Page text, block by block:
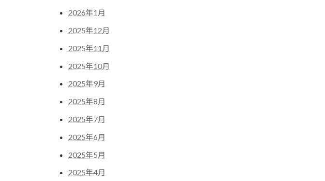
2026年1月
2025年12月
2025年11月
2025年10月
2025年9月
2025年8月
2025年7月
2025年6月
2025年5月
2025年4月